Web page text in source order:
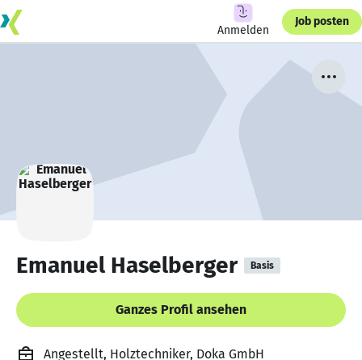
Anmelden
Job posten
Emanuel Haselberger Basis
Ganzes Profil ansehen
Angestellt, Holztechniker, Doka GmbH